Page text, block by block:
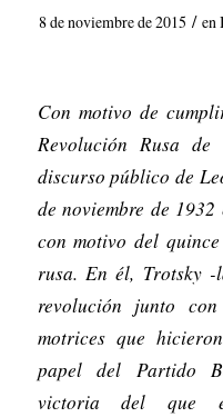
8 de noviembre de 2015 / en
Con motivo de
Revolución Rusa
discurso público de
de noviembre de
con motivo del
rusa. En él, Trotsky
revolución junto
motrices que
papel del Partido
victoria del que